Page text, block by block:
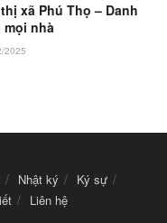
xã Phú Thọ – Danh
nhà
2025
Nhật ký
Ký sự
Liên hệ